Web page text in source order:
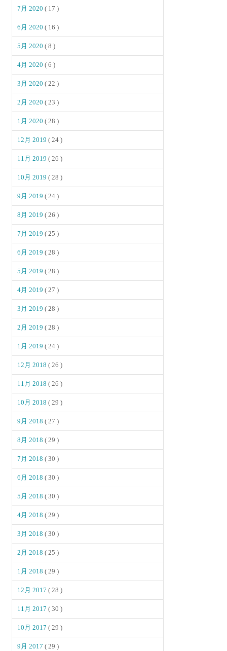
7月 2020( 17 )
6月 2020( 16 )
5月 2020( 8 )
4月 2020( 6 )
3月 2020( 22 )
2月 2020( 23 )
1月 2020( 28 )
12月 2019( 24 )
11月 2019( 26 )
10月 2019( 28 )
9月 2019( 24 )
8月 2019( 26 )
7月 2019( 25 )
6月 2019( 28 )
5月 2019( 28 )
4月 2019( 27 )
3月 2019( 28 )
2月 2019( 28 )
1月 2019( 24 )
12月 2018( 26 )
11月 2018( 26 )
10月 2018( 29 )
9月 2018( 27 )
8月 2018( 29 )
7月 2018( 30 )
6月 2018( 30 )
5月 2018( 30 )
4月 2018( 29 )
3月 2018( 30 )
2月 2018( 25 )
1月 2018( 29 )
12月 2017( 28 )
11月 2017( 30 )
10月 2017( 29 )
9月 2017( 29 )